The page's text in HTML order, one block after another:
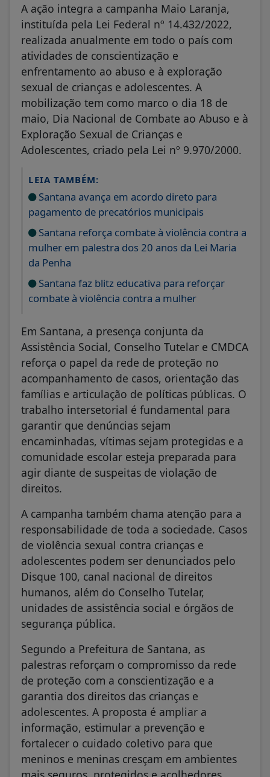
A ação integra a campanha Maio Laranja,
instituída pela Lei Federal nº 14.432/2022,
realizada anualmente em todo o país com
atividades de conscientização e
enfrentamento ao abuso e à exploração
sexual de crianças e adolescentes. A
mobilização tem como marco o dia 18 de
maio, Dia Nacional de Combate ao Abuso e à
Exploração Sexual de Crianças e
Adolescentes, criado pela Lei nº 9.970/2000.
LEIA TAMBÉM:
Santana avança em acordo direto para
pagamento de precatórios municipais
Santana reforça combate à violência contra a
mulher em palestra dos 20 anos da Lei Maria
da Penha
Santana faz blitz educativa para reforçar
combate à violência contra a mulher
Em Santana, a presença conjunta da
Assistência Social, Conselho Tutelar e CMDCA
reforça o papel da rede de proteção no
acompanhamento de casos, orientação das
famílias e articulação de políticas públicas. O
trabalho intersetorial é fundamental para
garantir que denúncias sejam
encaminhadas, vítimas sejam protegidas e a
comunidade escolar esteja preparada para
agir diante de suspeitas de violação de
direitos.
A campanha também chama atenção para a
responsabilidade de toda a sociedade. Casos
de violência sexual contra crianças e
adolescentes podem ser denunciados pelo
Disque 100, canal nacional de direitos
humanos, além do Conselho Tutelar,
unidades de assistência social e órgãos de
segurança pública.
Segundo a Prefeitura de Santana, as
palestras reforçam o compromisso da rede
de proteção com a conscientização e a
garantia dos direitos das crianças e
adolescentes. A proposta é ampliar a
informação, estimular a prevenção e
fortalecer o cuidado coletivo para que
meninos e meninas cresçam em ambientes